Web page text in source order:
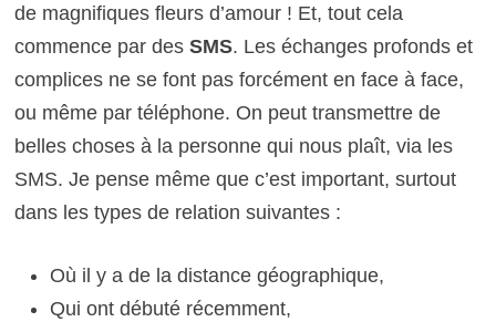
de magnifiques fleurs d’amour ! Et, tout cela
commence par desSMS. Les échanges profonds et
complices ne se font pas forcément en face à face,
ou même par téléphone. On peut transmettre de
belles choses à la personne qui nous plaît, via les
SMS. Je pense même que c’est important, surtout
dans les types de relation suivantes :
Où il y a de la distance géographique,
Qui ont débuté récemment,